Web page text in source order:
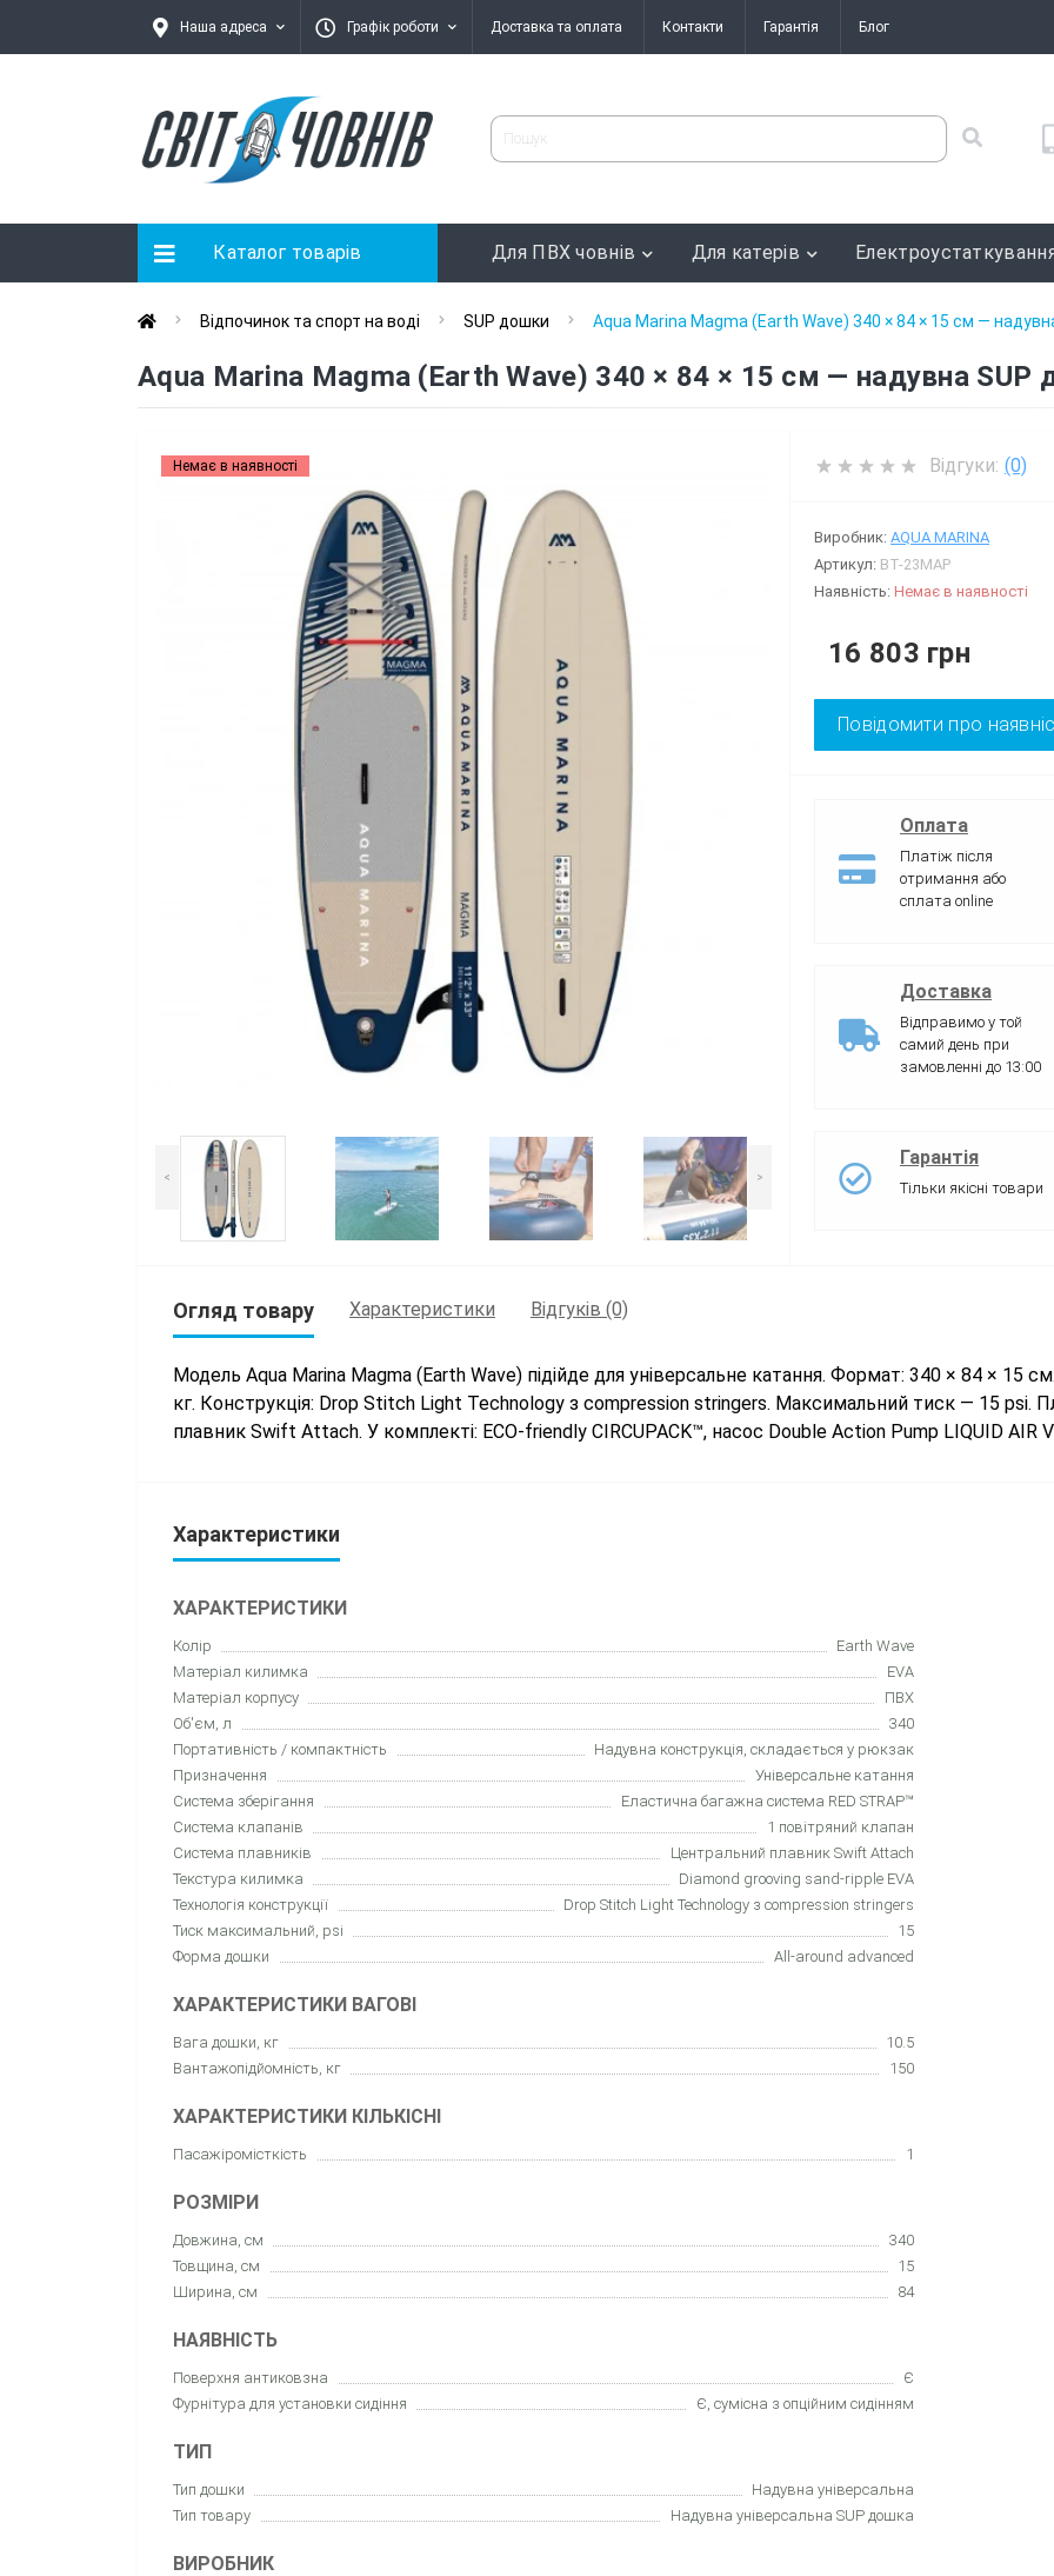
Наша адреса Графік роботи Доставка та оплата Контакти Гарантія Блог
Каталог товарів Для ПВХ човнів Для катерів
Відпочинок та спорт на воді SUP дошки Aqua Marina Magma (Earth Wave) 340 × 84 × 15 см —
Aqua Marina Magma (Earth Wave) 340 × 84 × 15 см — надувна SUP
Немає в наявності
< >
Відгуки: (0)
Виробник: AQUA MARINA
Артикул: BT-23MAP
Наявність: Немає в наявності
16 803 грн
Повідомити про
Оплата
Платіж після
отримання або
сплата online
Доставка
Відправимо у той
самий день при
замовленні до 13:00
Гарантія
Тільки якісні товари
Огляд товару Характеристики Відгуків (0)
Модель Aqua Marina Magma (Earth Wave) підійде для універсальне катання. Формат: 340 × 84 × 15
кг. Конструкція: Drop Stitch Light Technology з compression stringers. Максимальний тиск — 15 psi.
плавник Swift Attach. У комплекті: ECO-friendly CIRCUPACK™, насос Double Action Pump LIQUID
Характеристики
ХАРАКТЕРИСТИКИ
Колір
Earth Wave
Матеріал килимка
EVA
Матеріал корпусу
ПВХ
Об'єм, л
340
Портативність / компактність
Надувна конструкція, складається у рюкзак
Призначення
Універсальне катання
Система зберігання
Еластична багажна система RED STRAP™
Система клапанів
1 повітряний клапан
Система плавників
Центральний плавник Swift Attach
Текстура килимка
Diamond grooving sand-ripple EVA
Технологія конструкції
Drop Stitch Light Technology з compression stringers
Тиск максимальний, psi
15
Форма дошки
All-around advanced
ХАРАКТЕРИСТИКИ ВАГОВІ
Вага дошки, кг
10.5
Вантажопідйомність, кг
150
ХАРАКТЕРИСТИКИ КІЛЬКІСНІ
Пасажіромісткість 1
РОЗМІРИ
Довжина, см
340
Товщина, см
15
Ширина, см
84
НАЯВНІСТЬ
Поверхня антиковзна
Є
Фурнітура для установки сидіння
Є, сумісна з опційним сидінням
ТИП
Тип дошки
Надувна універсальна
Тип товару
Надувна універсальна SUP дошка
ВИРОБНИК